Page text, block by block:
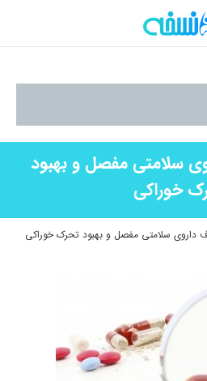
سلامتی مفصل و بهبود
خوراکی
داروی سلامتی مفصل و بهبود تحرک خوراکی